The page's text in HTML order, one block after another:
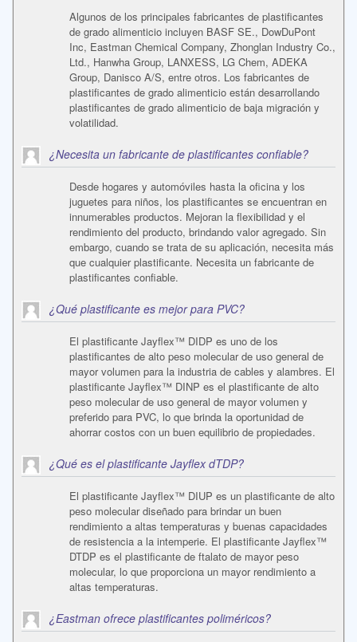
Algunos de los principales fabricantes de plastificantes
de grado alimenticio incluyen BASF SE., DowDuPont
Inc, Eastman Chemical Company, Zhonglan Industry Co.,
Ltd., Hanwha Group, LANXESS, LG Chem, ADEKA
Group, Danisco A/S, entre otros. Los fabricantes de
plastificantes de grado alimenticio están desarrollando
plastificantes de grado alimenticio de baja migración y
volatilidad.
¿Necesita un fabricante de plastificantes confiable?
Desde hogares y automóviles hasta la oficina y los
juguetes para niños, los plastificantes se encuentran en
innumerables productos. Mejoran la flexibilidad y el
rendimiento del producto, brindando valor agregado. Sin
embargo, cuando se trata de su aplicación, necesita más
que cualquier plastificante. Necesita un fabricante de
plastificantes confiable.
¿Qué plastificante es mejor para PVC?
El plastificante Jayflex™ DIDP es uno de los
plastificantes de alto peso molecular de uso general de
mayor volumen para la industria de cables y alambres. El
plastificante Jayflex™ DINP es el plastificante de alto
peso molecular de uso general de mayor volumen y
preferido para PVC, lo que brinda la oportunidad de
ahorrar costos con un buen equilibrio de propiedades.
¿Qué es el plastificante Jayflex dTDP?
El plastificante Jayflex™ DIUP es un plastificante de alto
peso molecular diseñado para brindar un buen
rendimiento a altas temperaturas y buenas capacidades
de resistencia a la intemperie. El plastificante Jayflex™
DTDP es el plastificante de ftalato de mayor peso
molecular, lo que proporciona un mayor rendimiento a
altas temperaturas.
¿Eastman ofrece plastificantes poliméricos?